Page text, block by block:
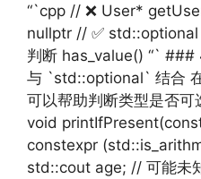
“`cpp // ❌ User*
nullptr // ✅
判断 has_value() “`
与 `std::optional` 结合
可以帮助判断类型是否
void
constexpr
std::cout age; // 可能未